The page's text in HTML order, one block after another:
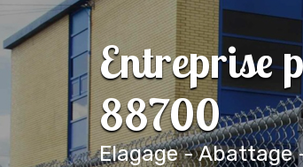
Entreprise
88700
Elagage - Abattage